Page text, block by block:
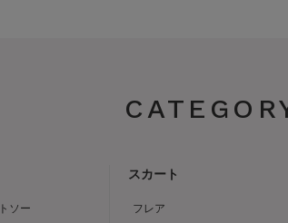
ソー
スカート
フレア